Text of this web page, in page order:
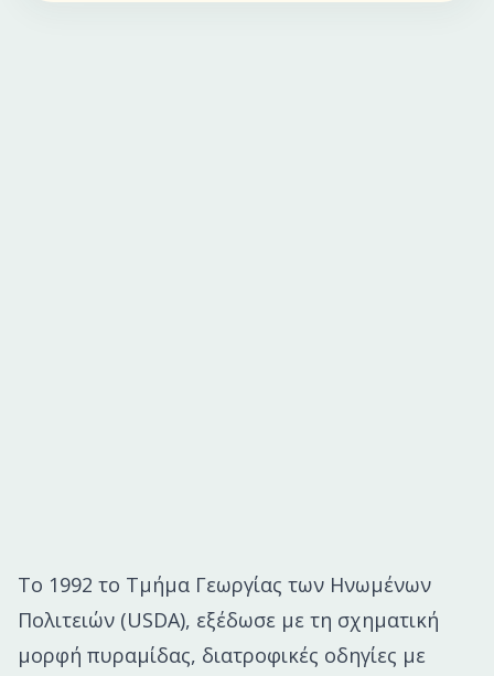
Το 1992 το Τμήμα Γεωργίας των Ηνωμένων
Πολιτειών (USDA), εξέδωσε με τη σχηματική
μορφή πυραμίδας, διατροφικές οδηγίες με